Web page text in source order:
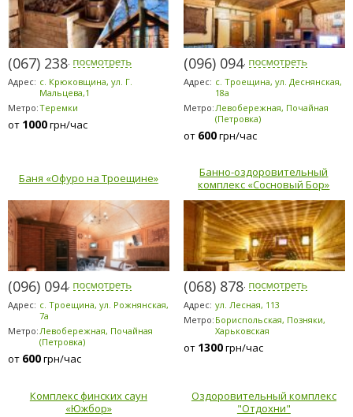
(067) 238-8080
Адрес: с. Крюковщина, ул. Г.
Мальцева,1
Метро:Теремки
от 1000грн/час
(096) 094-5294
Адрес: с. Троещина, ул. Деснянская,
18а
Метро: Левобережная, Почайная
(Петровка)
от 600грн/час
Баня «Офуро на Троещине»
(096) 094-5294
Адрес: с. Троещина, ул. Рожнянская,
7а
Метро:Левобережная, Почайная
(Петровка)
от 600грн/час
Банно-оздоровительный
комплекс «Сосновый Бор»
(068) 878-5953
Адрес: ул. Лесная, 113
Метро: Бориспольская, Позняки,
Харьковская
от 1300грн/час
Комплекс финских саун
«Южбор»
Оздоровительный комплекс
"Отдохни"